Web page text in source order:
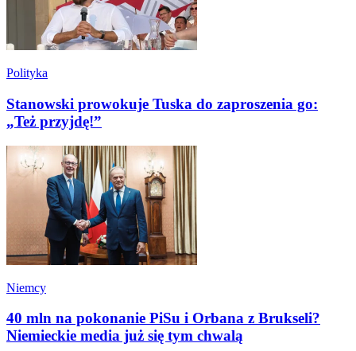
Polityka
Stanowski prowokuje Tuska do zaproszenia go:
„Też przyjdę!”
Niemcy
40 mln na pokonanie PiSu i Orbana z Brukseli?
Niemieckie media już się tym chwalą